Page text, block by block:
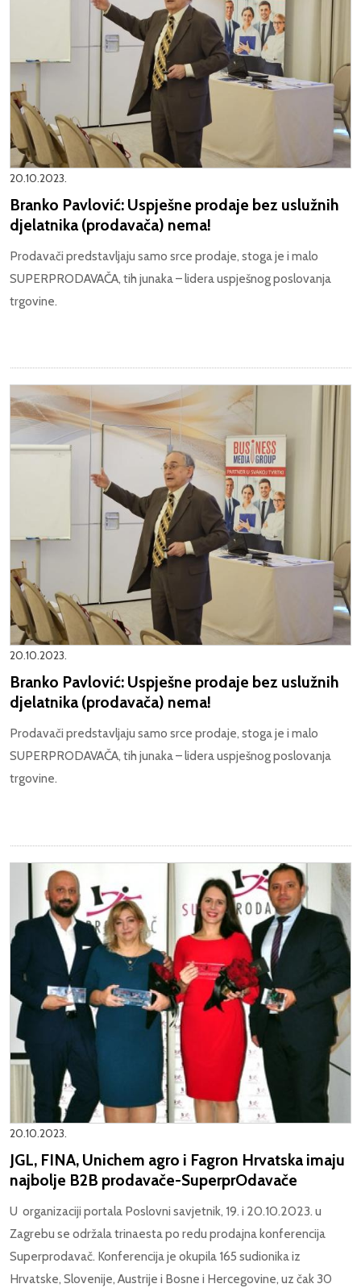
20.10.2023.
Branko Pavlović: Uspješne prodaje bez uslužnih
djelatnika (prodavača) nema!
Prodavači predstavljaju samo srce prodaje, stoga je i malo
SUPERPRODAVAČA, tih junaka – lidera uspješnog poslovanja
trgovine.
20.10.2023.
Branko Pavlović: Uspješne prodaje bez uslužnih
djelatnika (prodavača) nema!
Prodavači predstavljaju samo srce prodaje, stoga je i malo
SUPERPRODAVAČA, tih junaka – lidera uspješnog poslovanja
trgovine.
20.10.2023.
JGL, FINA, Unichem agro i Fagron Hrvatska imaju
najbolje B2B prodavače-SuperprOdavače
U organizaciji portala Poslovni savjetnik, 19. i 20.10.2023. u
Zagrebu se održala trinaesta po redu prodajna konferencija
Superprodavač. Konferencija je okupila 165 sudionika iz
Hrvatske, Slovenije, Austrije i Bosne i Hercegovine, uz čak 30